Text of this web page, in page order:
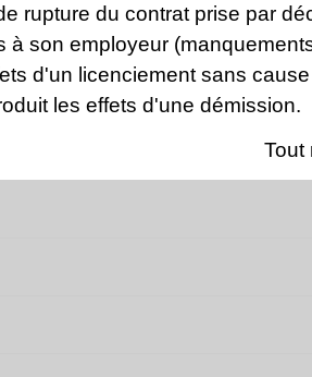
rupture du contrat prise par
son employeur
d'un licenciement sans
les effets d'une démission.
Tout